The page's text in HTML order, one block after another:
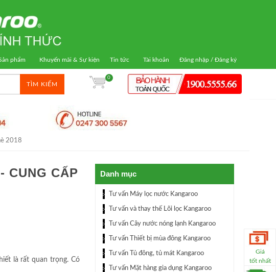
Giá
tốt nhất
phẩm Khuyến mãi & Sự kiện Tin tức Tài khoản Đăng nhập / Đăng ký
TÌM KIẾM
0
2018
CUNG CẤP
là rất quan trọng. Có
Danh mục
Tư vấn Máy lọc nước Kangaroo
Tư vấn và thay thế Lõi lọc Kangaroo
Tư vấn Cây nước nóng lạnh Kangaroo
Tư vấn Thiết bị mùa đông Kangaroo
Tư vấn Tủ đông, tủ mát Kangaroo
Tư vấn Mặt hàng gia dụng Kangaroo